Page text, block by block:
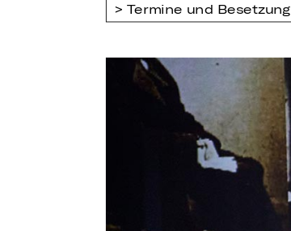
Termine und Besetzung